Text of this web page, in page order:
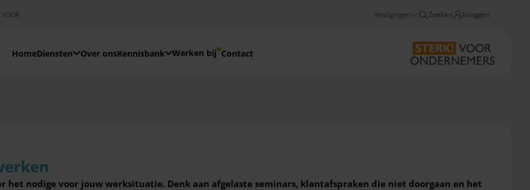
Vestigingen Zoeken Inloggen
HomeDiensten Over onsKennisbank Werken bij Contact
6 tips om succesvol thuis te werken
nodige voor jouw werksituatie. Denk aan afgelaste seminars, klantafspraken die niet doorgaan en het